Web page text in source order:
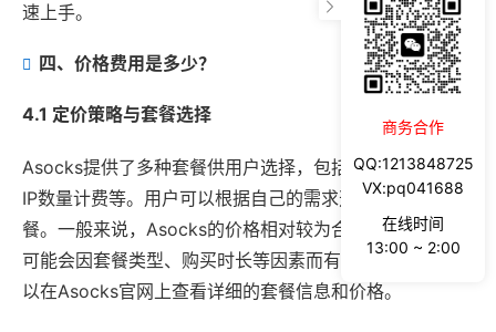
速上手。
四、价格费用是多少？
4.1 定价策略与套餐选择
Asocks提供了多种套餐供用户选择，包括按流量计费、按
IP数量计费等。用户可以根据自己的需求选择合适的套
餐。一般来说，Asocks的价格相对较为合理，但具体价格
可能会因套餐类型、购买时长等因素而有所不同。用户可
以在Asocks官网上查看详细的套餐信息和价格。
商务合作
QQ:1213848725
VX:pq041688
在线时间
13:00 ~ 2:00